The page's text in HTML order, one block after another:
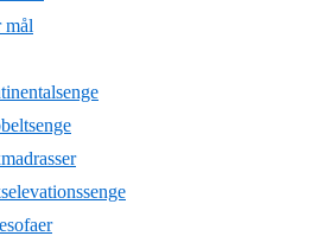
mål